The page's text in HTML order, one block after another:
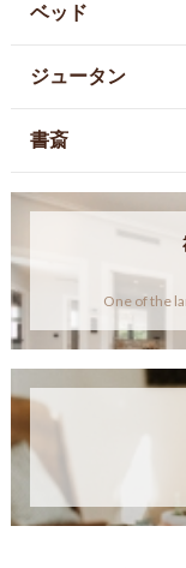
ベッド
ジュータン
書斎
One of the